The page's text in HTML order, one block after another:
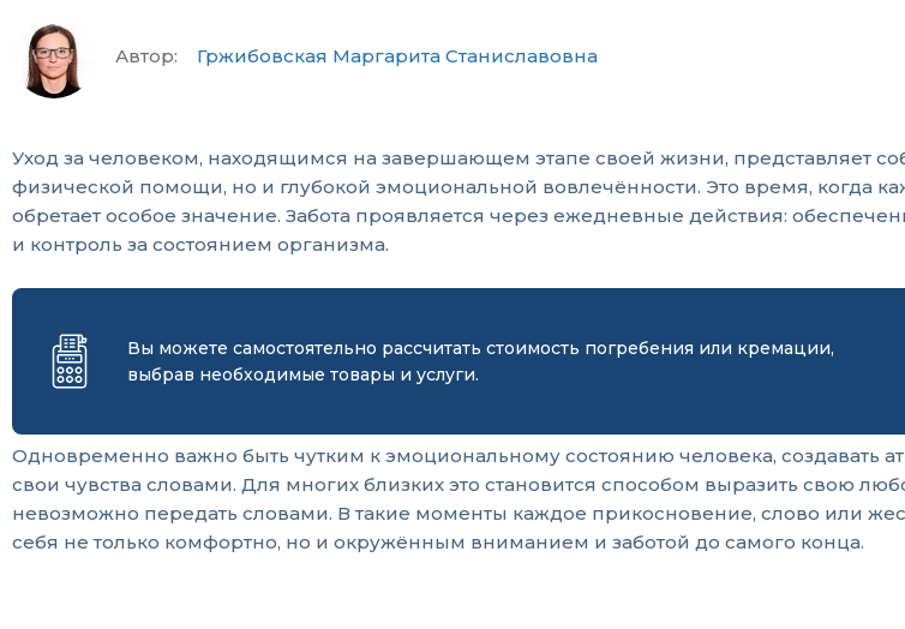
Автор: Гржибовская Маргарита Станиславовна
Уход за человеком, находящимся на завершающем этапе своей жизни, представляет
физической помощи, но и глубокой эмоциональной вовлечённости. Это время, когда
обретает особое значение. Забота проявляется через ежедневные действия:
и контроль за состоянием организма.
Вы можете самостоятельно рассчитать стоимость погребения или кремации,
выбрав необходимые товары и услуги.
Одновременно важно быть чутким к эмоциональному состоянию человека, создавать
свои чувства словами. Для многих близких это становится способом выразить свою
невозможно передать словами. В такие моменты каждое прикосновение, слово или
себя не только комфортно, но и окружённым вниманием и заботой до самого конца.